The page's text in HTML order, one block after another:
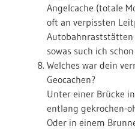
Angelcache (totale
oft an verpissten
sowas such ich
Welches war dein
Geocachen?
Unter einer Brücke
entlang gekrochen-
Oder in einem